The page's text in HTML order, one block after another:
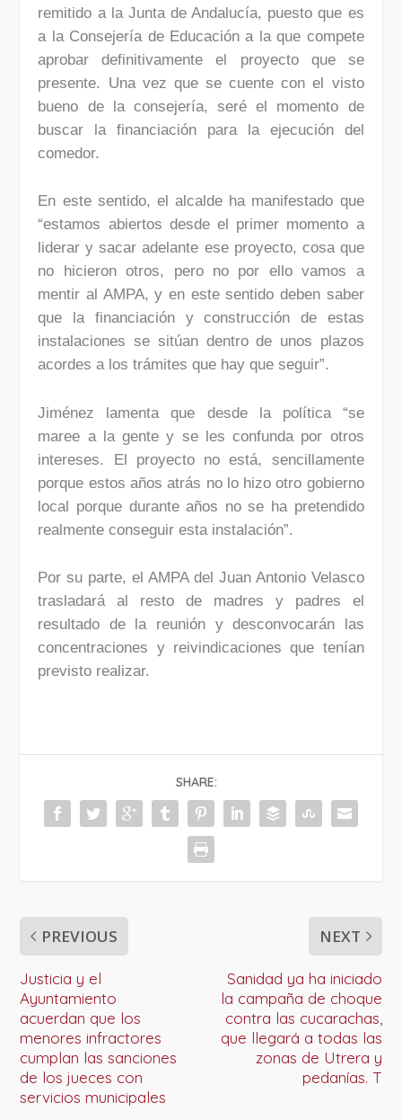
remitido a la Junta de Andalucía, puesto que es
a la Consejería de Educación a la que compete
aprobar definitivamente el proyecto que se
presente. Una vez que se cuente con el visto
bueno de la consejería, seré el momento de
buscar la financiación para la ejecución del
comedor.
En este sentido, el alcalde ha manifestado que
“estamos abiertos desde el primer momento a
liderar y sacar adelante ese proyecto, cosa que
no hicieron otros, pero no por ello vamos a
mentir al AMPA, y en este sentido deben saber
que la financiación y construcción de estas
instalaciones se sitúan dentro de unos plazos
acordes a los trámites que hay que seguir”.
Jiménez lamenta que desde la política “se
maree a la gente y se les confunda por otros
intereses. El proyecto no está, sencillamente
porque estos años atrás no lo hizo otro gobierno
local porque durante años no se ha pretendido
realmente conseguir esta instalación”.
Por su parte, el AMPA del Juan Antonio Velasco
trasladará al resto de madres y padres el
resultado de la reunión y desconvocarán las
concentraciones y reivindicaciones que tenían
previsto realizar.
SHARE:
PREVIOUS
Justicia y el
Ayuntamiento
acuerdan que los
menores infractores
cumplan las sanciones
de los jueces con
servicios municipales
NEXT
Sanidad ya ha iniciado
la campaña de choque
contra las cucarachas,
que llegará a todas las
zonas de Utrera y
pedanías. T